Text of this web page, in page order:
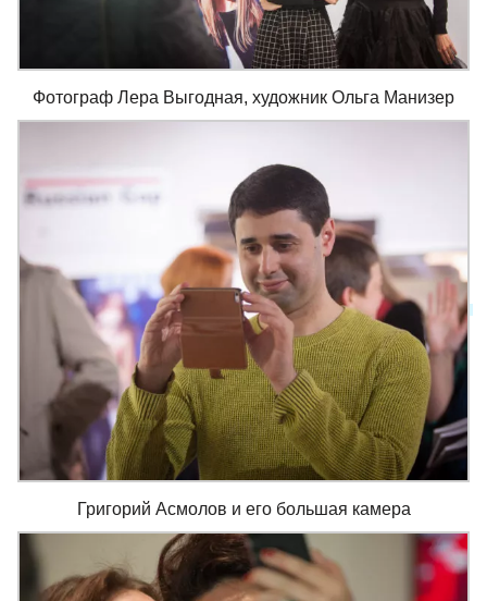
Фотограф Лера Выгодная, художник Ольга Манизер
Григорий Асмолов и его большая камера